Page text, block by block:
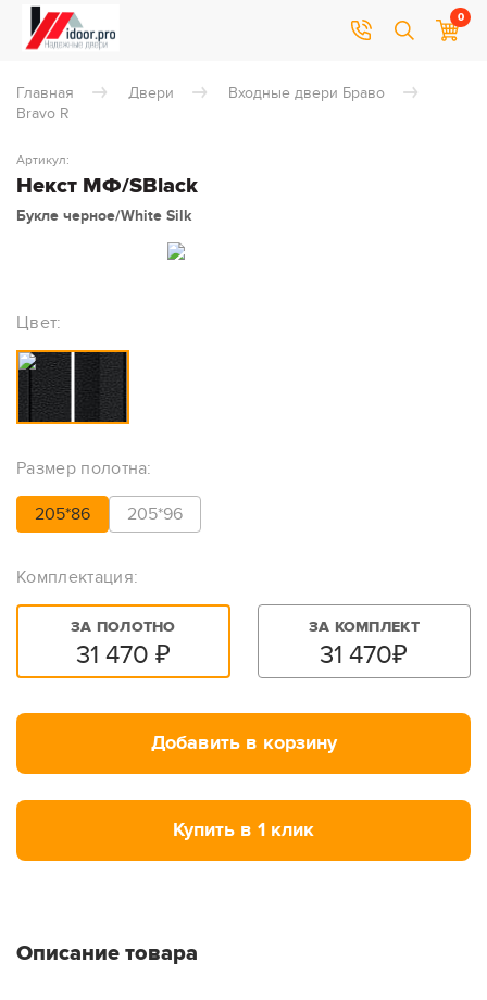
0
Главная Двери
Входные двери Браво
Bravo R
Некст МФ/SBlack
Артикул:
Букле черное/White Silk
Цвет:
Размер полотна:
205*86 205*96
Комплектация:
ЗА ПОЛОТНО
31 470 ₽
ЗА КОМПЛЕКТ
31 470₽
Добавить в корзину
Купить в 1 клик
Описание товара